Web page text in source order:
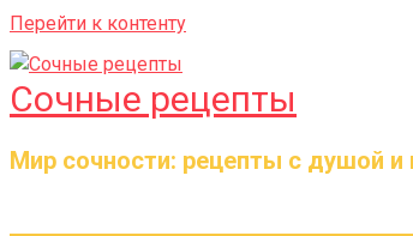
Перейти к контенту
Сочные рецепты
Мир сочности: рецепты с душой и